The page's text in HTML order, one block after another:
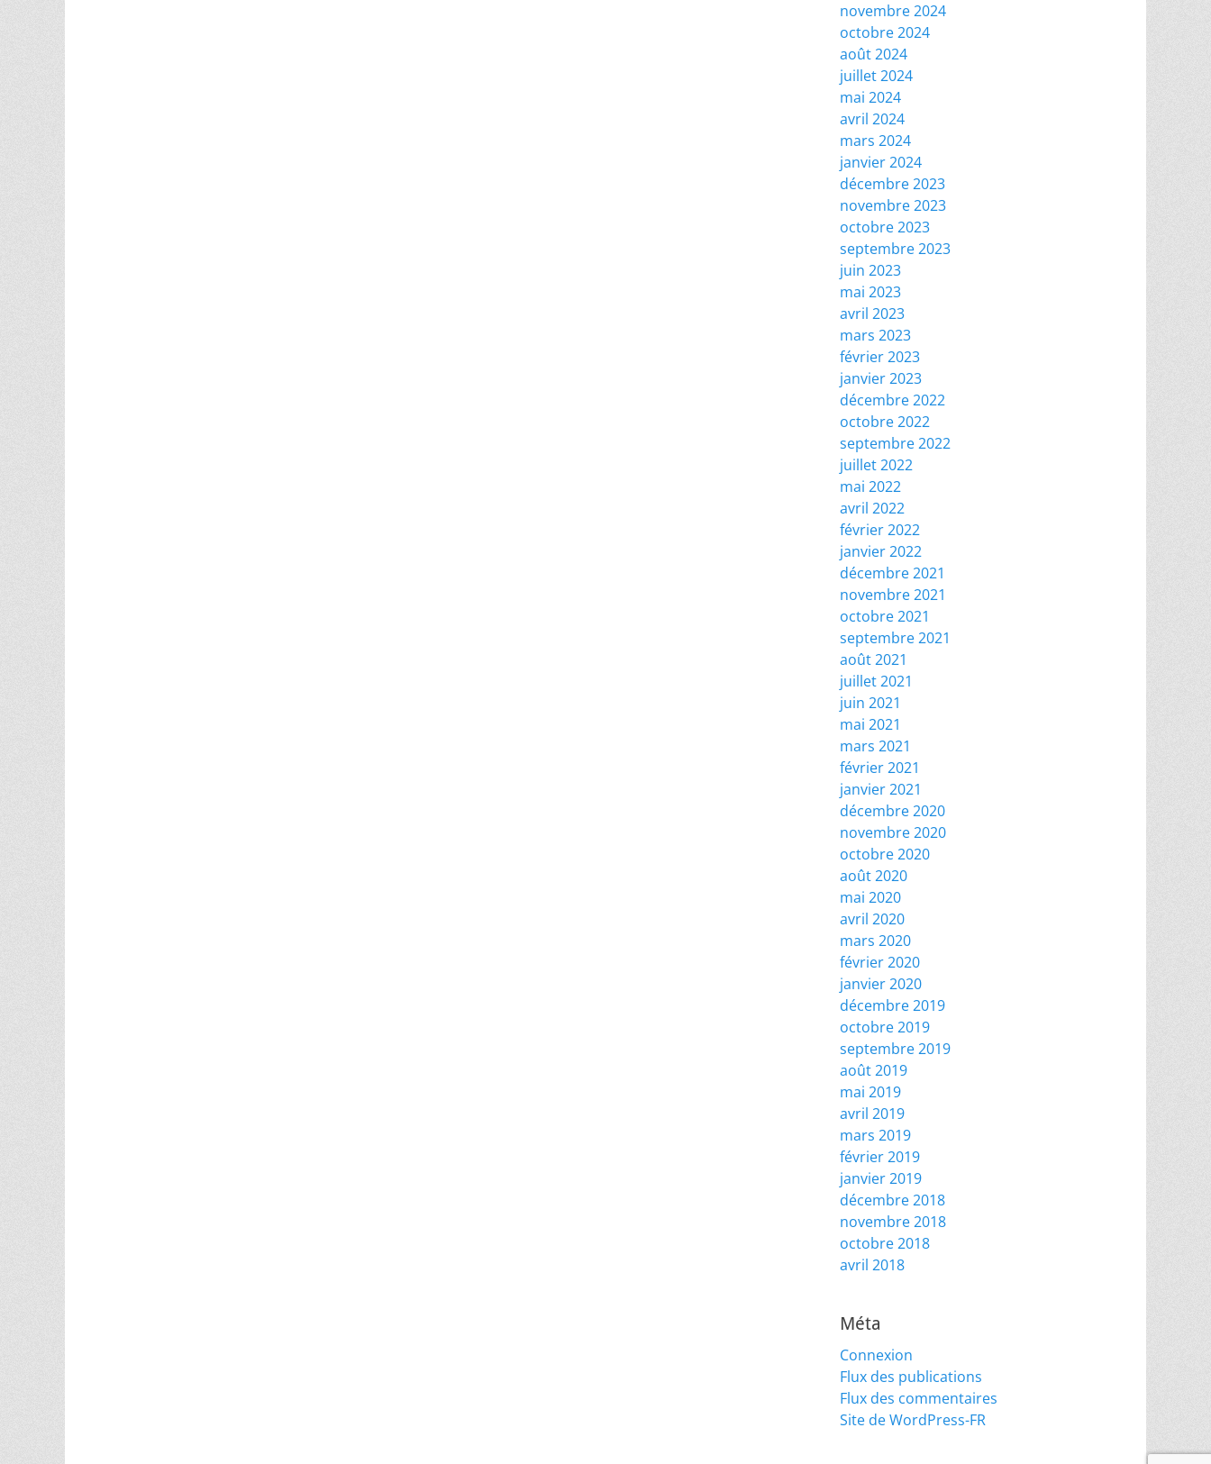
novembre 2024
octobre 2024
août 2024
juillet 2024
mai 2024
avril 2024
mars 2024
janvier 2024
décembre 2023
novembre 2023
octobre 2023
septembre 2023
juin 2023
mai 2023
avril 2023
mars 2023
février 2023
janvier 2023
décembre 2022
octobre 2022
septembre 2022
juillet 2022
mai 2022
avril 2022
février 2022
janvier 2022
décembre 2021
novembre 2021
octobre 2021
septembre 2021
août 2021
juillet 2021
juin 2021
mai 2021
mars 2021
février 2021
janvier 2021
décembre 2020
novembre 2020
octobre 2020
août 2020
mai 2020
avril 2020
mars 2020
février 2020
janvier 2020
décembre 2019
octobre 2019
septembre 2019
août 2019
mai 2019
avril 2019
mars 2019
février 2019
janvier 2019
décembre 2018
novembre 2018
octobre 2018
avril 2018
Méta
Connexion
Flux des publications
Flux des commentaires
Site de WordPress-FR